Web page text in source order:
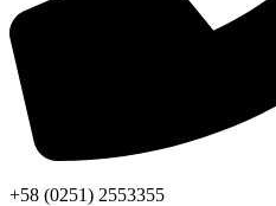
+58 (0251) 2553355